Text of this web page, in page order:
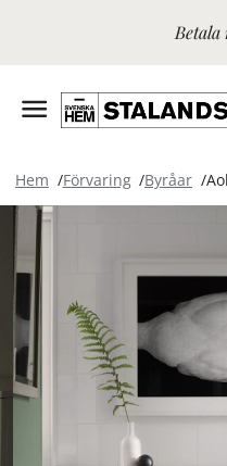
Hem Förvaring Byråar